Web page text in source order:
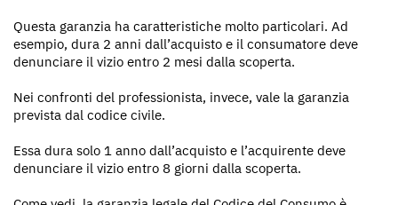
Questa garanzia ha caratteristiche molto particolari. Ad
esempio, dura 2 anni dall’acquisto e il consumatore deve
denunciare il vizio entro 2 mesi dalla scoperta.
Nei confronti del professionista, invece, vale la garanzia
prevista dal codice civile.
Essa dura solo 1 anno dall’acquisto e l’acquirente deve
denunciare il vizio entro 8 giorni dalla scoperta.